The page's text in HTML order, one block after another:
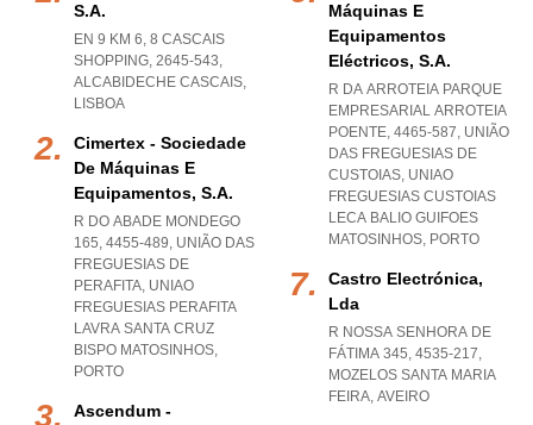
S.a.
EN 9 KM 6, 8 CASCAIS
SHOPPING, 2645-543,
ALCABIDECHE CASCAIS,
LISBOA
Cimertex - Sociedade
De Máquinas E
Equipamentos, S.a.
R DO ABADE MONDEGO
165, 4455-489, UNIÃO DAS
FREGUESIAS DE
PERAFITA, UNIAO
FREGUESIAS PERAFITA
LAVRA SANTA CRUZ
BISPO MATOSINHOS,
PORTO
Ascendum -
Máquinas E
Equipamentos
Eléctricos, S.a.
R DA ARROTEIA PARQUE
EMPRESARIAL ARROTEIA
POENTE, 4465-587, UNIÃO
DAS FREGUESIAS DE
CUSTOIAS, UNIAO
FREGUESIAS CUSTOIAS
LECA BALIO GUIFOES
MATOSINHOS, PORTO
Castro Electrónica,
Lda
R NOSSA SENHORA DE
FÁTIMA 345, 4535-217,
MOZELOS SANTA MARIA
FEIRA, AVEIRO